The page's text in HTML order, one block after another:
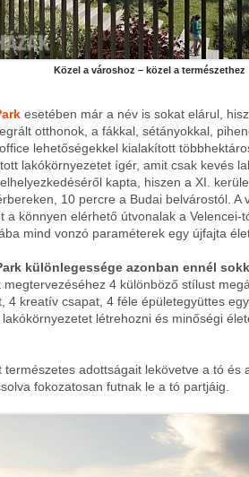
Közel a városhoz – közel a természethez
esetében már a név is sokat elárul,
otthonok, a fákkal, sétányokkal,
lehetőségekkel kialakított
lakókörnyezetet ígér, amit csak kevés
kapta, hiszen a XI.
10 percre a Budai belvárostól. A
a könnyen elérhető útvonalak a Velencei-
mind vonzó paraméterek egy újfajta
különlegessége azonban ennél
megtervezéséhez 4 különböző stílust
4 kreatív csapat, 4 féle épületegyüttes
létrehozni és minőségi
természetes adottságait lekövetve a tó és
fokozatosan futnak le a tó partjáig.